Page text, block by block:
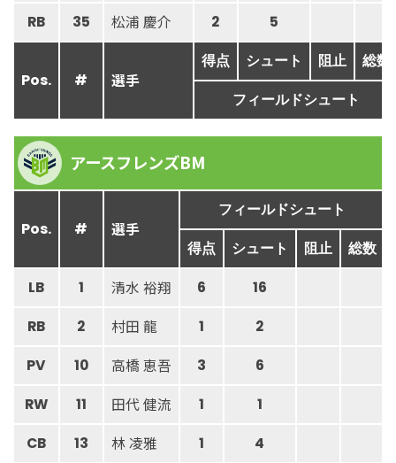
RB 35 松浦 慶介 2 5
Pos. # 選手
得点 シュート 阻止 総数
フィールドシュート
アースフレンズBM
Pos. # 選手
フィールドシュート
得点 シュート 阻止 総数
LB 1 清水 裕翔 6 16
RB 2 村田 龍 1 2
PV 10 高橋 恵吾 3 6
RW 11 田代 健流 1 1
CB 13 林 凌雅 1 4